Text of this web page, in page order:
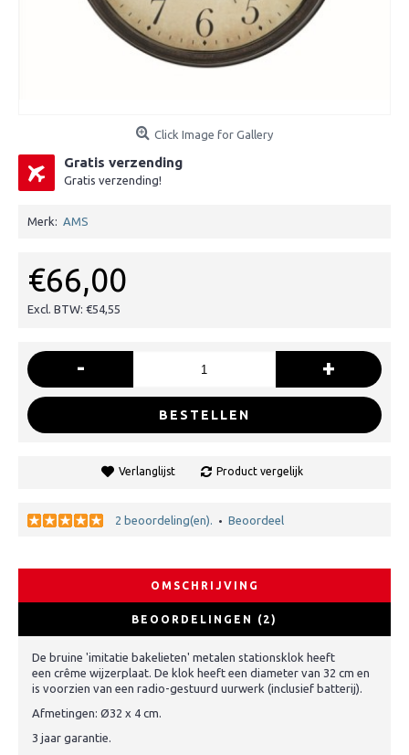
Click Image for Gallery
Gratis verzending
Gratis verzending!
Merk: AMS
€66,00
Excl. BTW: €54,55
- +
BESTELLEN
Verlanglijst Product vergelijk
2 beoordeling(en). • Beoordeel
OMSCHRIJVING
BEOORDELINGEN (2)
De bruine 'imitatie bakelieten' metalen stationsklok heeft
een crême wijzerplaat. De klok heeft een diameter van 32 cm en
is voorzien van een radio-gestuurd uurwerk (inclusief batterij).
Afmetingen: Ø32 x 4 cm.
3 jaar garantie.